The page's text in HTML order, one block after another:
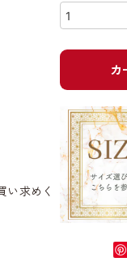
求めく
カ